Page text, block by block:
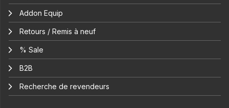
Addon Equip
Retours / Remis à neuf
% Sale
B2B
Recherche de revendeurs